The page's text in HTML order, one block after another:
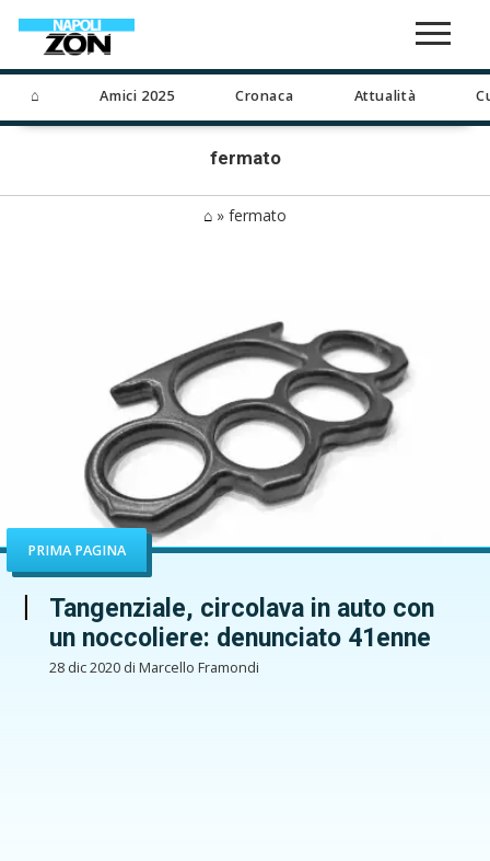
⌂ Amici 2025 Cronaca Attualità
fermato
⌂ » fermato
PRIMA PAGINA
Tangenziale, circolava in auto con
un noccoliere: denunciato 41enne
28 dic 2020 di Marcello Framondi